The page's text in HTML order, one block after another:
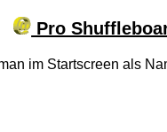
Pro
im Startscreen als